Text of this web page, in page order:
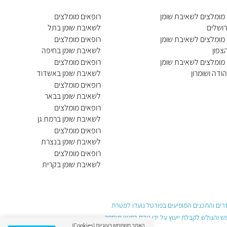
מומלצים לשאיבת שומן
מומלצים לשאיבת שומן
מומלצים לשאיבת שומן
ושומרון
רופאים מומלצים
לשאיבת שומן בתל
אביב יפו
רופאים מומלצים
לשאיבת שומן בחיפה
רופאים מומלצים
לשאיבת שומן באשדוד
רופאים מומלצים
לשאיבת שומן בבאר
שבע
רופאים מומלצים
לשאיבת שומן ברמת גן
רופאים מומלצים
לשאיבת שומן בנצרת
רופאים מומלצים
לשאיבת שומן בקרית
והתכנים המופיעים בפורטל נועדו למטרת
לקבלת ייעוץ על ידי גורם רפואי מוסמך
האתר משתמש בעוגיות (Cookies)